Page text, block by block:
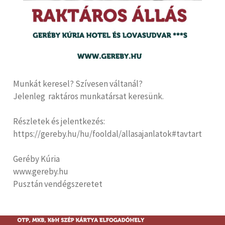
Munkát keresel? Szívesen váltanál?
Jelenleg raktáros munkatársat keresünk.
Részletek és jelentkezés:
https://gereby.hu/hu/fooldal/allasajanlatok#tavtart
Geréby Kúria
www.gereby.hu
Pusztán vendégszeretet